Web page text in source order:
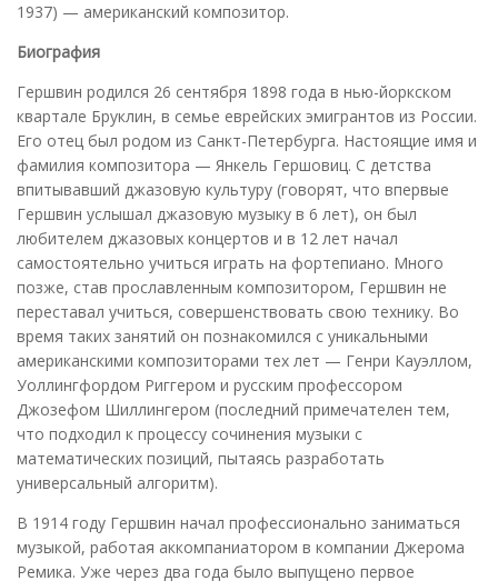
1937) — американский композитор.
Биография
Гершвин родился 26 сентября 1898 года в нью-йоркском
квартале Бруклин, в семье еврейских эмигрантов из России.
Его отец был родом из Санкт-Петербурга. Настоящие имя и
фамилия композитора — Янкель Гершовиц. С детства
впитывавший джазовую культуру (говорят, что впервые
Гершвин услышал джазовую музыку в 6 лет), он был
любителем джазовых концертов и в 12 лет начал
самостоятельно учиться играть на фортепиано. Много
позже, став прославленным композитором, Гершвин не
переставал учиться, совершенствовать свою технику. Во
время таких занятий он познакомился с уникальными
американскими композиторами тех лет — Генри Кауэллом,
Уоллингфордом Риггером и русским профессором
Джозефом Шиллингером (последний примечателен тем,
что подходил к процессу сочинения музыки с
математических позиций, пытаясь разработать
универсальный алгоритм).
В 1914 году Гершвин начал профессионально заниматься
музыкой, работая аккомпаниатором в компании Джерома
Ремика. Уже через два года было выпущено первое